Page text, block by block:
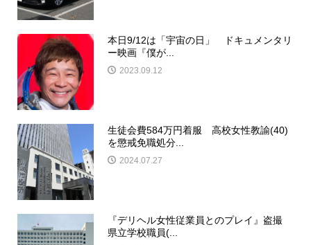
本日9/12は「宇宙の日」 ドキュメンタリ
ー映画『僕が...
2023.09.12
生徒会費584万円着服 高校女性教諭(40)
を懲戒免職処分...
2024.07.27
『デリヘル女性従業員とのプレイ』盗撮
県立学校職員(...